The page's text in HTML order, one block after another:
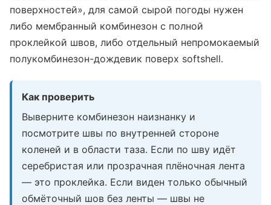
поверхностей», для самой сырой погоды нужен
либо мембранный комбинезон с полной
проклейкой швов, либо отдельный непромокаемый
полукомбинезон-дождевик поверх softshell.
Как проверить
Выверните комбинезон наизнанку и
посмотрите швы по внутренней стороне
коленей и в области таза. Если по шву идёт
серебристая или прозрачная плёночная лента
— это проклейка. Если виден только обычный
обмёточный шов без ленты — швы не